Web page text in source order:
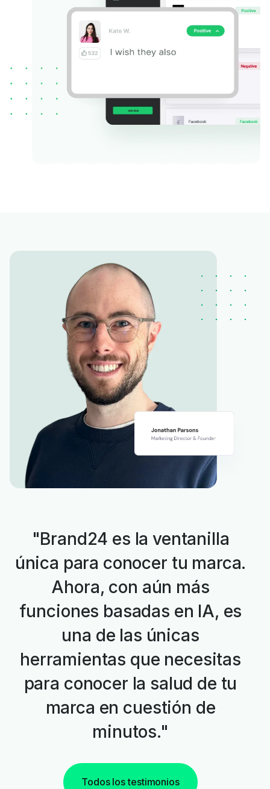
"Brand24 es la ventanilla
única para conocer tu marca.
Ahora, con aún más
funciones basadas en IA, es
una de las únicas
herramientas que necesitas
para conocer la salud de tu
marca en cuestión de
minutos."
Todos los testimonios